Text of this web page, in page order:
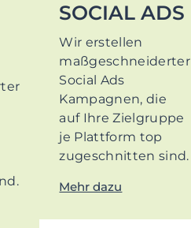
SOCIAL ADS
Wir erstellen
maßgeschneiderter
Social Ads
Kampagnen, die
auf Ihre Zielgruppe
je Plattform top
zugeschnitten sind.
Mehr dazu